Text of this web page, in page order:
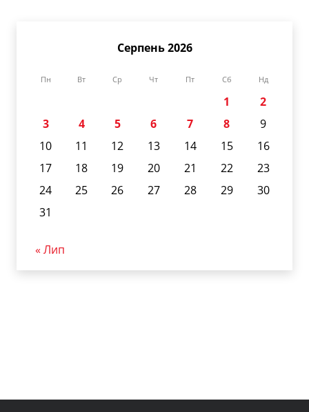
Серпень 2026
Пн Вт Ср Чт Пт Сб Нд
1
2
3
4 5 6 7 8
9
10
11 12 13 14 15
16
17
18 19 20 21 22
23
24
25 26 27 28 29
30
31
« Лип